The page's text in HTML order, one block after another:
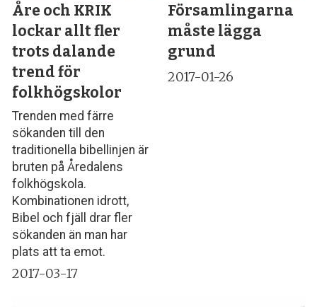
Åre och KRIK
lockar allt fler
trots dalande
trend för
folkhögskolor
Trenden med färre
sökanden till den
traditionella bibellinjen är
bruten på Åredalens
folkhögskola.
Kombinationen idrott,
Bibel och fjäll drar fler
sökanden än man har
plats att ta emot.
2017-03-17
Församlingarna
måste lägga
grund
2017-01-26